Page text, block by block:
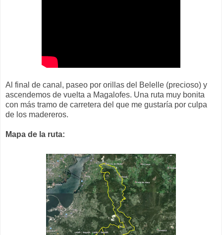
Al final de canal, paseo por orillas del Belelle (precioso) y
ascendemos de vuelta a Magalofes. Una ruta muy bonita
con más tramo de carretera del que me gustaría por culpa
de los madereros.
Mapa de la ruta: